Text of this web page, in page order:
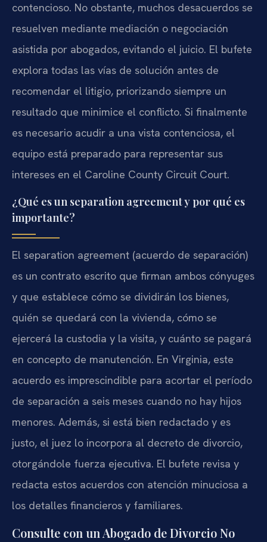
contencioso. No obstante, muchos desacuerdos se
resuelven mediante mediación o negociación
asistida por abogados, evitando el juicio. El bufete
explora todas las vías de solución antes de
recomendar el litigio, priorizando siempre un
resultado que minimice el conflicto. Si finalmente
es necesario acudir a una vista contenciosa, el
equipo está preparado para representar sus
intereses en el Caroline County Circuit Court.
¿Qué es un separation agreement y por qué es
importante?
El separation agreement (acuerdo de separación)
es un contrato escrito que firman ambos cónyuges
y que establece cómo se dividirán los bienes,
quién se quedará con la vivienda, cómo se
ejercerá la custodia y la visita, y cuánto se pagará
en concepto de manutención. En Virginia, este
acuerdo es imprescindible para acortar el período
de separación a seis meses cuando no hay hijos
menores. Además, si está bien redactado y es
justo, el juez lo incorpora al decreto de divorcio,
otorgándole fuerza ejecutiva. El bufete revisa y
redacta estos acuerdos con atención minuciosa a
los detalles financieros y familiares.
Consulte con un Abogado de Divorcio No